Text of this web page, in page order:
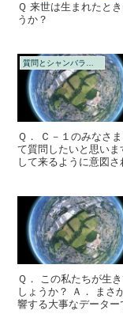
Ｑ 来世は生まれたと
うか？
Ｑ． Ｃ－１のみなさ
て質問したいと思い
して来るように意図
が知る限り、宇宙ス
Ｑ． この私たちが生
しょうか？ Ａ． まさ
響する大事なデータ